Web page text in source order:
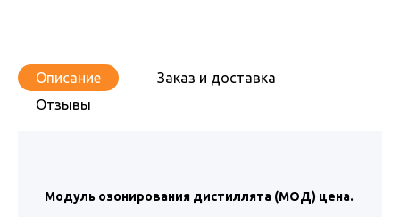
Описание
Заказ и доставка
Отзывы
Модуль озонирования дистиллята (МОД) цена.